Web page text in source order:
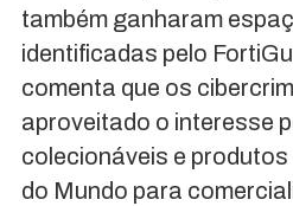
também ganharam
identificadas pelo
comenta que os
aproveitado o interesse
colecionáveis e
do Mundo para